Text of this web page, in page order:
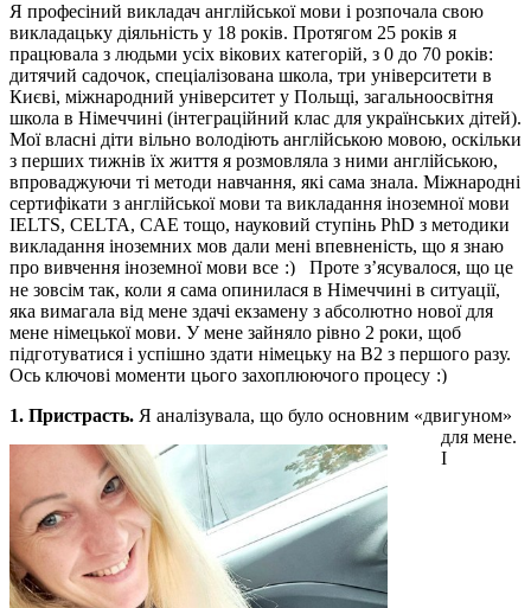
Я професіний викладач англійської мови і розпочала свою
викладацьку діяльність у 18 років. Протягом 25 років я
працювала з людьми усіх вікових категорій, з 0 до 70 років:
дитячий садочок, спеціалізована школа, три університети в
Києві, міжнародний університет у Польщі, загальноосвітня
школа в Німеччині (інтеграційний клас для українських дітей).
Мої власні діти вільно володіють англійською мовою, оскільки
з перших тижнів їх життя я розмовляла з ними англійською,
впроваджуючи ті методи навчання, які сама знала. Міжнародні
сертифікати з англійської мови та викладання іноземної мови
IELTS, CELTA, CAE тощо, науковий ступінь PhD з методики
викладання іноземних мов дали мені впевненість, що я знаю
про вивчення іноземної мови все
Проте з’ясувалося, що це
не зовсім так, коли я сама опинилася в Німеччині в ситуації,
яка вимагала від мене здачі екзамену з абсолютно нової для
мене німецької мови. У мене зайняло рівно 2 роки, щоб
підготуватися і успішно здати німецьку на В2 з першого разу.
Ось ключові моменти цього захоплюючого процесу
1. Пристрасть. Я аналізувала, що було основним «двигуном»
для мене.
І